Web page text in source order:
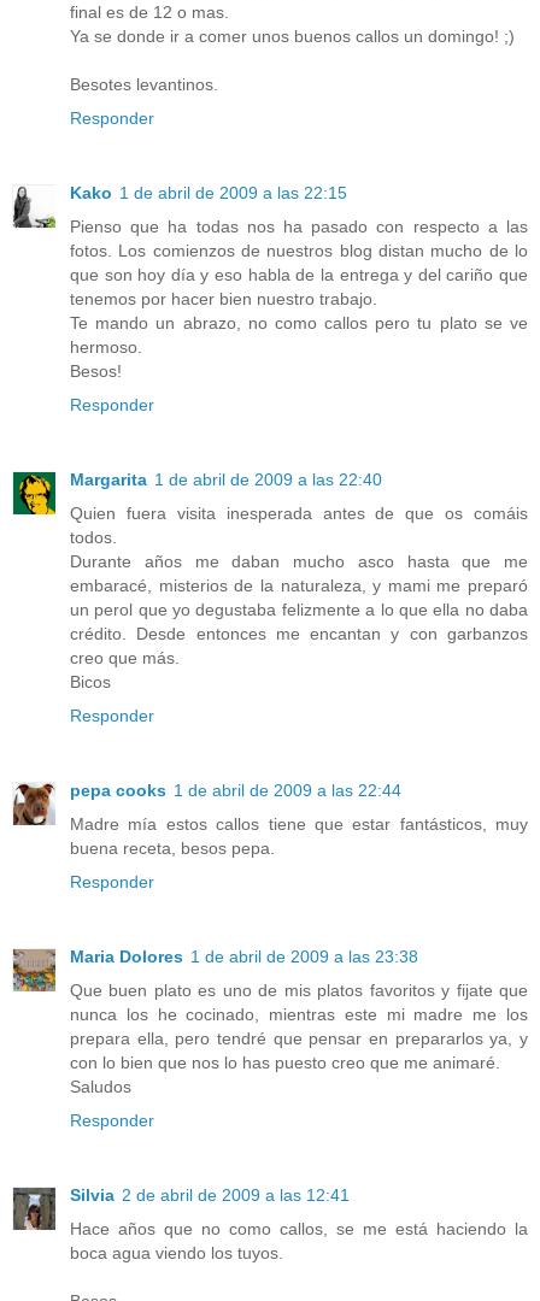
final es de 12 o mas.
Ya se donde ir a comer unos buenos callos un domingo! ;)
Besotes levantinos.
Responder
Kako 1 de abril de 2009 a las 22:15
Pienso que ha todas nos ha pasado con respecto a las
fotos. Los comienzos de nuestros blog distan mucho de lo
que son hoy día y eso habla de la entrega y del cariño que
tenemos por hacer bien nuestro trabajo.
Te mando un abrazo, no como callos pero tu plato se ve
hermoso.
Besos!
Responder
Margarita 1 de abril de 2009 a las 22:40
Quien fuera visita inesperada antes de que os comáis
todos.
Durante años me daban mucho asco hasta que me
embaracé, misterios de la naturaleza, y mami me preparó
un perol que yo degustaba felizmente a lo que ella no daba
crédito. Desde entonces me encantan y con garbanzos
creo que más.
Bicos
Responder
pepa cooks 1 de abril de 2009 a las 22:44
Madre mía estos callos tiene que estar fantásticos, muy
buena receta, besos pepa.
Responder
Maria Dolores 1 de abril de 2009 a las 23:38
Que buen plato es uno de mis platos favoritos y fijate que
nunca los he cocinado, mientras este mi madre me los
prepara ella, pero tendré que pensar en prepararlos ya, y
con lo bien que nos lo has puesto creo que me animaré.
Saludos
Responder
Silvia 2 de abril de 2009 a las 12:41
Hace años que no como callos, se me está haciendo la
boca agua viendo los tuyos.